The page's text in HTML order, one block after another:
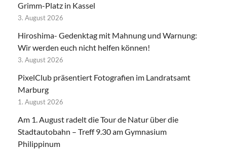
Grimm-Platz in Kassel
3. August 2026
Hiroshima- Gedenktag mit Mahnung und Warnung:
Wir werden euch nicht helfen können!
3. August 2026
PixelClub präsentiert Fotografien im Landratsamt
Marburg
1. August 2026
Am 1. August radelt die Tour de Natur über die
Stadtautobahn – Treff 9.30 am Gymnasium
Philippinum